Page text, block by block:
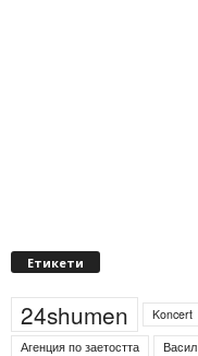
Етикети
24shumen Koncert
Агенция по заетостта